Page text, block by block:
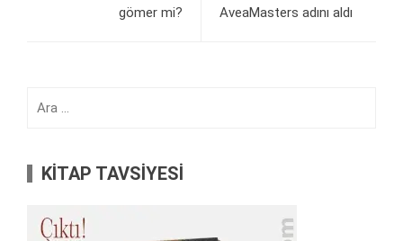
gömer mi?
AveaMasters adını aldı
KİTAP TAVSİYESİ